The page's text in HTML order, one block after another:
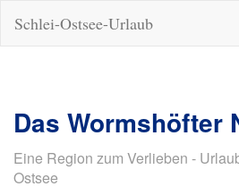
Schlei-Ostsee-Urlaub
Das Wormshöfter
Eine Region zum Verlieben -
Ostsee